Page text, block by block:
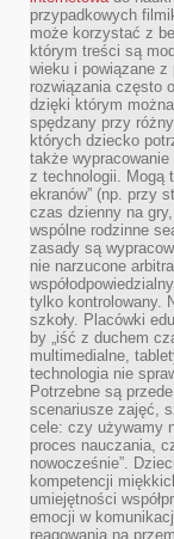
przypadkowych
może korzystać z
którym treści są
wieku i powiązane z
rozwiązania często
dzięki którym
spędzany przy
których dziecko
także
z technologii. Mogą
ekranów” (np. przy
czas dzienny na
wspólne rodzinne
zasady są
nie narzucone
tylko kontrolowany.
szkoły. Placówki
by „iść z duchem
multimedialne,
technologia nie
Potrzebne są
scenariusze zajęć,
cele: czy używamy
proces nauczania,
nowocześnie”.
kompetencji
umiejętności
emocji w
reagowania na